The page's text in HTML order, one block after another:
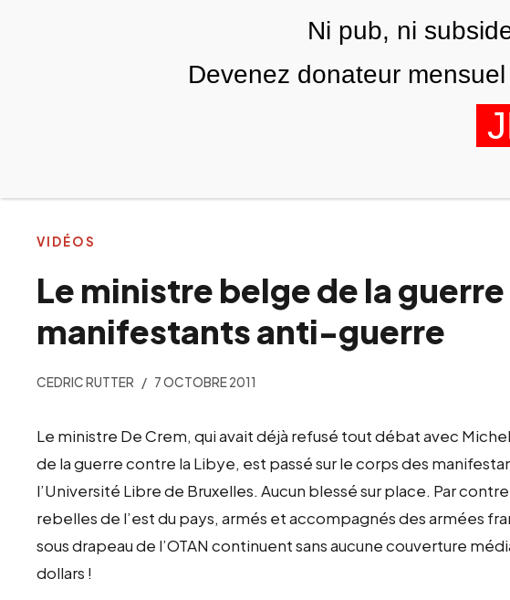
Le ministre belge de la
manifestants anti-guerre
CEDRIC RUTTER 7 OCTOBRE 2011
Le ministre De Crem, qui avait déjà refusé tout débat avec
de la guerre contre la Libye, est passé sur le corps des
l’Université Libre de Bruxelles. Aucun blessé sur place. Par
rebelles de l’est du pays, armés et accompagnés des armées
sous drapeau de l’OTAN continuent sans aucune couverture
dollars !
VIDÉOS
Ni pub, ni
Devenez donateur